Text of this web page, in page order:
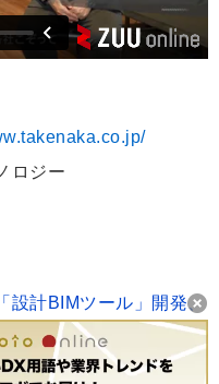
ロジー
設計BIMツール」開発、
く理想の建築業界とは
紹介！専門家インタビ